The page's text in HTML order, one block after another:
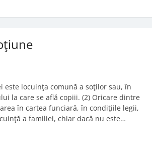
este locuinţa comună a soţilor sau, în
la care se află copiii. (2) Oricare dintre
în cartea funciară, în condiţiile legii,
a familiei, chiar dacă nu este…